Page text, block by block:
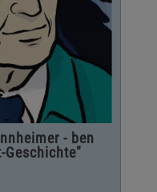
- ben
Geschichte"